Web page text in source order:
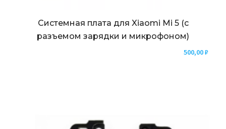
Системная плата для Xiaomi Mi 5 (с
разъемом зарядки и микрофоном)
500,00₽